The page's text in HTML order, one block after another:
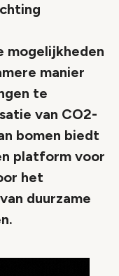
mogelijkheden
manier
te
van CO2-
bomen biedt
platform voor
het
duurzame